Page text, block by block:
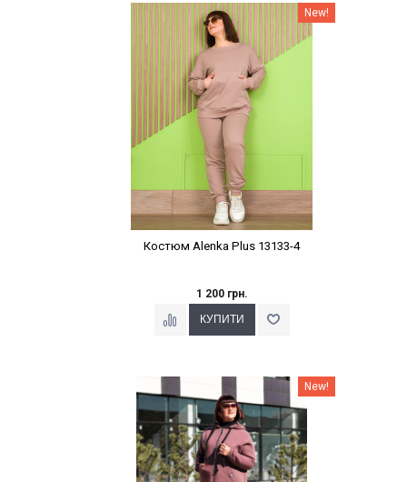
Наклейки Варіант з % New!
Костюм Alenka Plus 13133-4
1 200 грн.
Наклейки Варіант з % New!